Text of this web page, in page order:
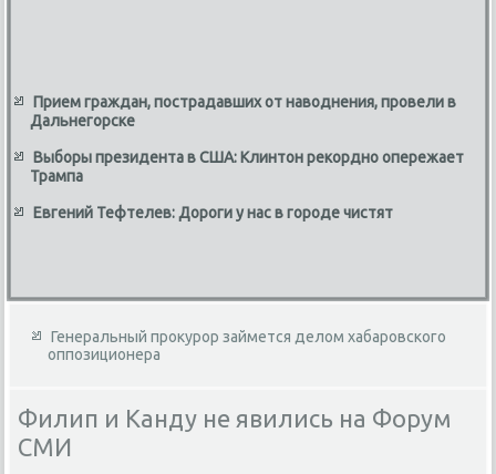
Прием граждан, пострадавших от наводнения, провели в
Дальнегорске
Выборы президента в США: Клинтон рекордно опережает
Трампа
Евгений Тефтелев: Дороги у нас в городе чистят
Генеральный прокурор займется делом хабаровского
оппозиционера
Филип и Канду не явились на Форум
СМИ